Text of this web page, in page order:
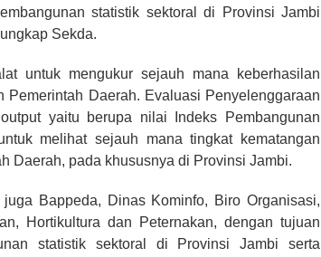
statistik sektoral di Provinsi Jambi
Sekda.
untuk mengukur sejauh mana keberhasilan
Daerah. Evaluasi Penyelenggaraan
yaitu berupa nilai Indeks Pembangunan
melihat sejauh mana tingkat kematangan
Daerah, pada khususnya di Provinsi Jambi.
Bappeda, Dinas Kominfo, Biro Organisasi,
Hortikultura dan Peternakan, dengan tujuan
statistik sektoral di Provinsi Jambi serta